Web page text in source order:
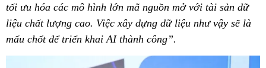
tối ưu hóa các mô hình lớn mã nguồn mở với tài sản dữ
liệu chất lượng cao. Việc xây dựng dữ liệu như vậy sẽ là
mấu chốt để triển khai AI thành công”.